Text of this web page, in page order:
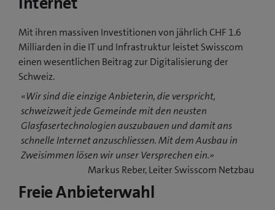
Mit ihren massiven Investitionen von jährlich CHF 1.6
Milliarden in die IT und Infrastruktur leistet Swisscom
einen wesentlichen Beitrag zur Digitalisierung der
Schweiz.
«Wir sind die einzige Anbieterin, die verspricht,
schweizweit jede Gemeinde mit den neusten
Glasfasertechnologien auszubauen und damit ans
schnelle Internet anzuschliessen. Mit dem Ausbau in
Zweisimmen lösen wir unser Versprechen ein.»
Markus Reber, Leiter Swisscom Netzbau
Freie Anbieterwahl